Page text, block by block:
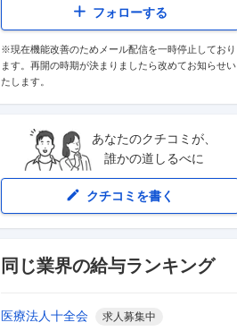
フォローする
※現在機能改善のためメール配信を一時停止しており
ます。再開の時期が決まりましたら改めてお知らせい
たします。
あなたのクチコミが、
誰かの道しるべに
クチコミを書く
同じ業界の給与ランキング
医療法人十全会 求人募集中